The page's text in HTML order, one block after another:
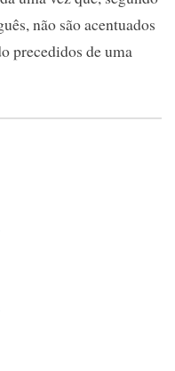
não são acentuados
precedidos de uma